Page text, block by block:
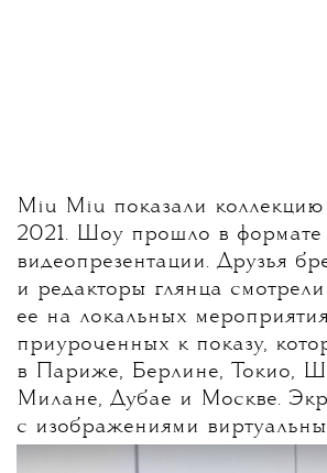
Miu Miu показали коллекцию
2021. Шоу прошло в формате
видеопрезентации. Друзья
и редакторы глянца смотрели
ее на локальных
приуроченных к показу,
в Париже, Берлине, Токио,
Милане, Дубае и Москве.
с изображениями
интегрировали в шоу — они